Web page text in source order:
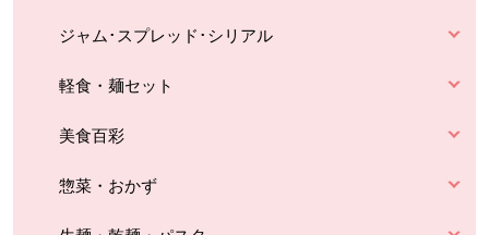
ジャム･スプレッド･シリアル
軽食・麺セット
美食百彩
惣菜・おかず